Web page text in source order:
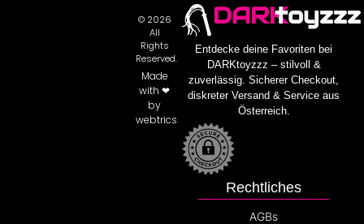
DARKtoyzzz
Entdecke deine Favoriten bei
DARKtoyzzz – stilvoll &
zuverlässig. Sicherer Checkout,
diskreter Versand & Service aus
Österreich.
Rechtliches
AGBs
© 2026
All
Rights
Reserved.
Made
with ❤
by
webtrics